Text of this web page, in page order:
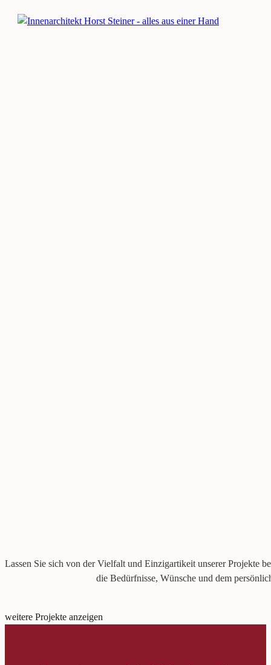
Lassen Sie sich von der Vielfalt und Einzigartikeit unserer Projekte
die Bedürfnisse, Wünsche und dem
weitere Projekte anzeigen